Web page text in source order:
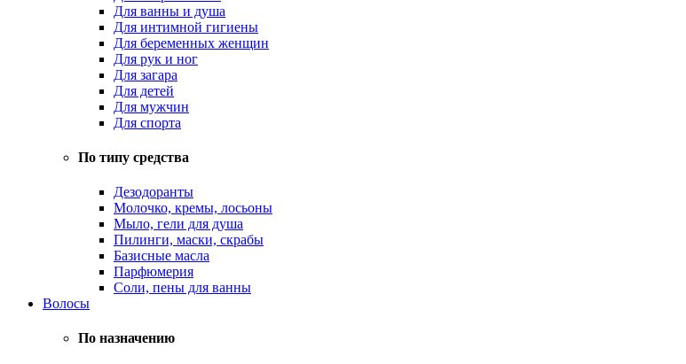
Для ванны и душа
Для интимной гигиены
Для беременных женщин
Для рук и ног
Для загара
Для детей
Для мужчин
Для спорта
По типу средства
Дезодоранты
Молочко, кремы, лосьоны
Мыло, гели для душа
Пилинги, маски, скрабы
Базисные масла
Парфюмерия
Соли, пены для ванны
Волосы
По назначению